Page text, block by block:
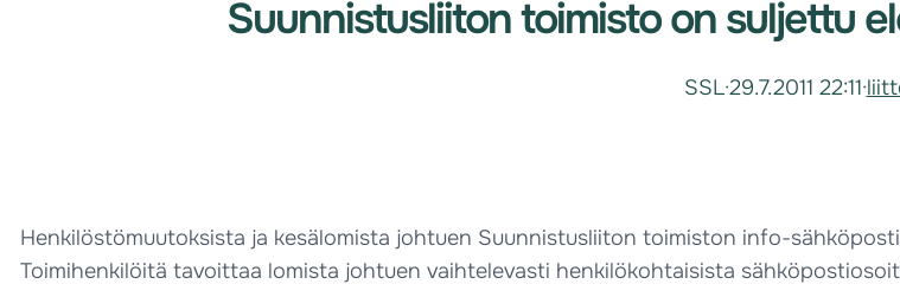
Suunnistusliiton toimisto on suljettu
SSL·29.7.2011 22:11·
Henkilöstömuutoksista ja kesälomista johtuen Suunnistusliiton toimiston info-
Toimihenkilöitä tavoittaa lomista johtuen vaihtelevasti henkilökohtaisista